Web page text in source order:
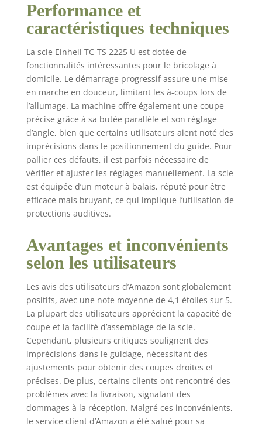
coupe est ajustable en
continu jusqu’à 80
mm. Un raccord pour
l’aspiration des
copeaux est prévu au
niveau du bâti de la
machine et du
protège-lame. Les
rallonges latérales
coulissantes et
l’extension arrière
permettent d’étendre
la surface portante
pour les pièces larges
et longues. Avec ses
nouveaux montants
métalliques intégrés,
parfaitement rigide. Le
moteur puissant est
conçu pour des
travaux difficiles et
prolongés, la fonction
de démarrage
progressif intégrée
préservant celui-ci,
ainsi que les fusibles.
L’appareil est doté de
fonctionnalités très
pratiques comme les
divers supports prévus
au niveau du bâti pour
ranger l’ensemble des
Performance et
caractéristiques techniques
La scie Einhell TC-TS 2225 U est dotée de
fonctionnalités intéressantes pour le bricolage à
domicile. Le démarrage progressif assure une mise
en marche en douceur, limitant les à-coups lors de
l’allumage. La machine offre également une coupe
précise grâce à sa butée parallèle et son réglage
d’angle, bien que certains utilisateurs aient noté des
imprécisions dans le positionnement du guide. Pour
pallier ces défauts, il est parfois nécessaire de
vérifier et ajuster les réglages manuellement. La scie
est équipée d’un moteur à balais, réputé pour être
efficace mais bruyant, ce qui implique l’utilisation de
protections auditives.
Avantages et inconvénients
selon les utilisateurs
Les avis des utilisateurs d’Amazon sont globalement
positifs, avec une note moyenne de 4,1 étoiles sur 5.
La plupart des utilisateurs apprécient la capacité de
coupe et la facilité d’assemblage de la scie.
Cependant, plusieurs critiques soulignent des
imprécisions dans le guidage, nécessitant des
ajustements pour obtenir des coupes droites et
précises. De plus, certains clients ont rencontré des
problèmes avec la livraison, signalant des
dommages à la réception. Malgré ces inconvénients,
le service client d’Amazon a été salué pour sa